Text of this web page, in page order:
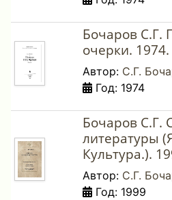
Бочаров С.Г.
очерки. 1974.
Автор: С.Г.
Год: 1974
Бочаров С.Г.
литературы
Культура.).
Автор: С.Г.
Год: 1999